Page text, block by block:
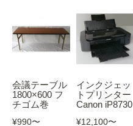
会議テーブル
1800×600 フ
チゴム巻
¥990〜
インクジェッ
トプリンター
Canon iP8730
¥12,100〜